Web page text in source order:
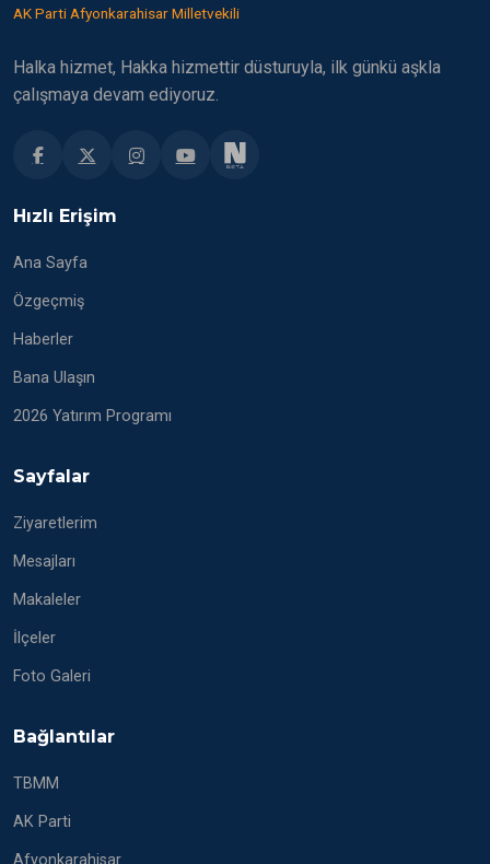
AK Parti Afyonkarahisar Milletvekili
Halka hizmet, Hakka hizmettir düsturuyla, ilk günkü aşkla
çalışmaya devam ediyoruz.
Hızlı Erişim
Ana Sayfa
Özgeçmiş
Haberler
Bana Ulaşın
2026 Yatırım Programı
Sayfalar
Ziyaretlerim
Mesajları
Makaleler
İlçeler
Foto Galeri
Bağlantılar
TBMM
AK Parti
Afyonkarahisar